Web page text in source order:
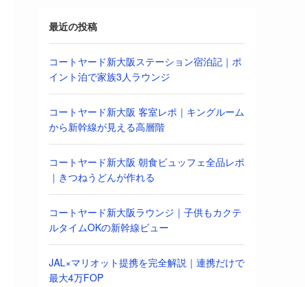
最近の投稿
コートヤード新大阪ステーション宿泊記｜ポ
イント泊で家族3人ラウンジ
コートヤード新大阪 客室レポ｜キングルーム
から新幹線が見える高層階
コートヤード新大阪 朝食ビュッフェ全品レポ
｜きつねうどんが作れる
コートヤード新大阪ラウンジ｜子供もカクテ
ルタイムOKの新幹線ビュー
JAL×マリオット提携を完全解説｜連携だけで
最大4万FOP